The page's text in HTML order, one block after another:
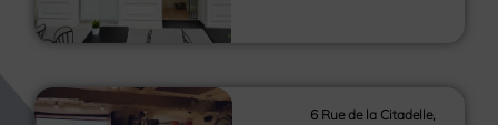
6 Rue de la Citadelle,